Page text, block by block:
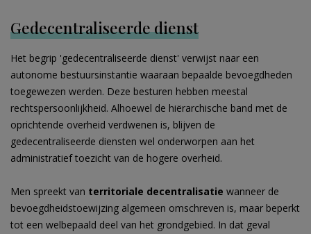
Gedecentraliseerde dienst
Het begrip 'gedecentraliseerde dienst' verwijst naar een
autonome bestuursinstantie waaraan bepaalde bevoegdheden
toegewezen werden. Deze besturen hebben meestal
rechtspersoonlijkheid. Alhoewel de hiërarchische band met de
oprichtende overheid verdwenen is, blijven de
gedecentraliseerde diensten wel onderworpen aan het
administratief toezicht van de hogere overheid.
Men spreekt van territoriale decentralisatie wanneer de
bevoegdheidstoewijzing algemeen omschreven is, maar beperkt
tot een welbepaald deel van het grondgebied. In dat geval